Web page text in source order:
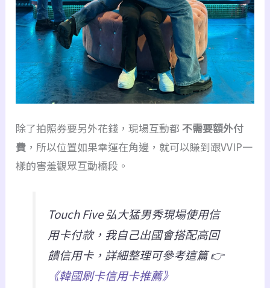
除了拍照券要另外花錢，現場互動都不需要額外付
費 ，所以位置如果幸運在角邊，就可以賺到跟VVIP一
樣的害羞觀眾互動橋段。
Touch Five 弘大猛男秀現場使用信
用卡付款，我自己出國會搭配高回
饋信用卡，詳細整理可參考這篇 👉
《韓國刷卡信用卡推薦》